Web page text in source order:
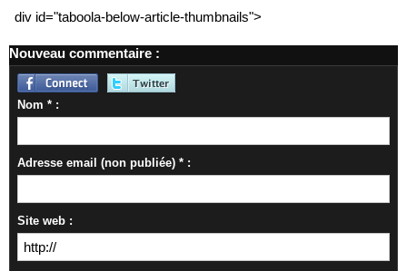
div id="taboola-below-article-thumbnails">
Nouveau commentaire :
Nom * :
Adresse email (non publiée) * :
Site web :